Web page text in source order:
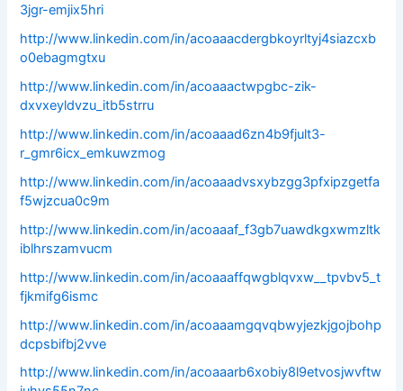
3jgr-emjix5hri
http://www.linkedin.com/in/acoaaacdergbkoyrltyj4siazcxb
o0ebagmgtxu
http://www.linkedin.com/in/acoaaactwpgbc-zik-
dxvxeyldvzu_itb5strru
http://www.linkedin.com/in/acoaaad6zn4b9fjult3-
r_gmr6icx_emkuwzmog
http://www.linkedin.com/in/acoaaadvsxybzgg3pfxipzgetfa
f5wjzcua0c9m
http://www.linkedin.com/in/acoaaaf_f3gb7uawdkgxwmzltk
iblhrszamvucm
http://www.linkedin.com/in/acoaaaffqwgblqvxw__tpvbv5_t
fjkmifg6ismc
http://www.linkedin.com/in/acoaaamgqvqbwyjezkjgojbohp
dcpsbifbj2vve
http://www.linkedin.com/in/acoaaarb6xobiy8l9etvosjwvftw